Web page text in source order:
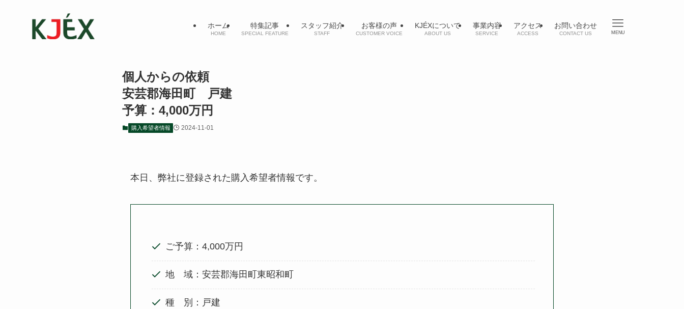
ホーム
HOME
特集記事
SPECIAL FEATURE
スタッフ紹介
STAFF
お客様の声
CUSTOMER VOICE
KJÉXについて
ABOUT US
事業内容
SERVICE
アクセス
ACCESS
お問い合わせ
CONTACT US MENU
個人からの依頼
安芸郡海田町 戸建
予算：4,000万円
購入希望者情報 2024-11-01
本日、弊社に登録された購入希望者情報です。
ご予算：4,000万円
地 域：安芸郡海田町東昭和町
種 別：戸建